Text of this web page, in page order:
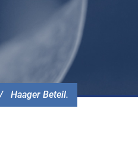
Haager Beteil.